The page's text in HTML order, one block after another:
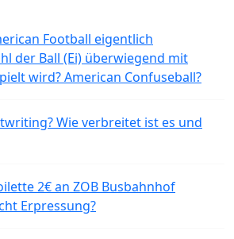
Football eigentlich
der Ball (Ei) überwiegend mit
wird? American Confuseball?
Wie verbreitet ist es und
2€ an ZOB Busbahnhof
Erpressung?